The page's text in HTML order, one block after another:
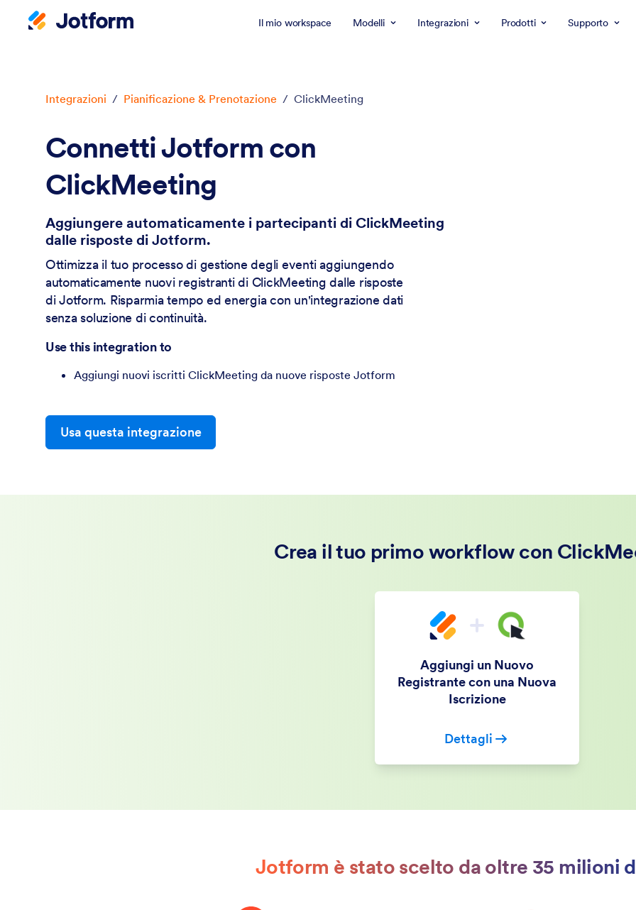
Il mio workspace Modelli Integrazioni Prodotti Supporto
Integrazioni / Pianificazione & Prenotazione / ClickMeeting
Connetti Jotform con
ClickMeeting
Aggiungere automaticamente i partecipanti di ClickMeeting
dalle risposte di Jotform.
Ottimizza il tuo processo di gestione degli eventi aggiungendo
automaticamente nuovi registranti di ClickMeeting dalle risposte
di Jotform. Risparmia tempo ed energia con un'integrazione dati
senza soluzione di continuità.
Use this integration to
Aggiungi nuovi iscritti ClickMeeting da nuove risposte Jotform
Usa questa integrazione
Crea il tuo primo workflow con
Aggiungi un Nuovo
Registrante con una Nuova
Iscrizione
Dettagli
Jotform è stato scelto da oltre 35 milioni